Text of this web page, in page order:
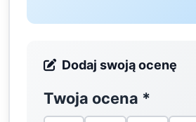
Dodaj swoją ocenę
Twoja ocena *